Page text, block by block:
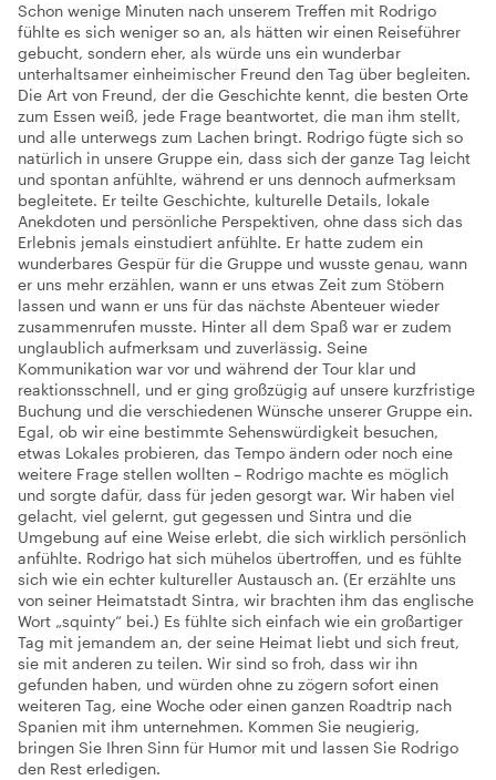
Schon wenige Minuten nach unserem Treffen mit Rodrigo
fühlte es sich weniger so an, als hätten wir einen Reiseführer
gebucht, sondern eher, als würde uns ein wunderbar
unterhaltsamer einheimischer Freund den Tag über begleiten.
Die Art von Freund, der die Geschichte kennt, die besten Orte
zum Essen weiß, jede Frage beantwortet, die man ihm stellt,
und alle unterwegs zum Lachen bringt. Rodrigo fügte sich so
natürlich in unsere Gruppe ein, dass sich der ganze Tag leicht
und spontan anfühlte, während er uns dennoch aufmerksam
begleitete. Er teilte Geschichte, kulturelle Details, lokale
Anekdoten und persönliche Perspektiven, ohne dass sich das
Erlebnis jemals einstudiert anfühlte. Er hatte zudem ein
wunderbares Gespür für die Gruppe und wusste genau, wann
er uns mehr erzählen, wann er uns etwas Zeit zum Stöbern
lassen und wann er uns für das nächste Abenteuer wieder
zusammenrufen musste. Hinter all dem Spaß war er zudem
unglaublich aufmerksam und zuverlässig. Seine
Kommunikation war vor und während der Tour klar und
reaktionsschnell, und er ging großzügig auf unsere kurzfristige
Buchung und die verschiedenen Wünsche unserer Gruppe ein.
Egal, ob wir eine bestimmte Sehenswürdigkeit besuchen,
etwas Lokales probieren, das Tempo ändern oder noch eine
weitere Frage stellen wollten – Rodrigo machte es möglich
und sorgte dafür, dass für jeden gesorgt war. Wir haben viel
gelacht, viel gelernt, gut gegessen und Sintra und die
Umgebung auf eine Weise erlebt, die sich wirklich persönlich
anfühlte. Rodrigo hat sich mühelos übertroffen, und es fühlte
sich wie ein echter kultureller Austausch an. (Er erzählte uns
von seiner Heimatstadt Sintra, wir brachten ihm das englische
Wort „squinty“ bei.) Es fühlte sich einfach wie ein großartiger
Tag mit jemandem an, der seine Heimat liebt und sich freut,
sie mit anderen zu teilen. Wir sind so froh, dass wir ihn
gefunden haben, und würden ohne zu zögern sofort einen
weiteren Tag, eine Woche oder einen ganzen Roadtrip nach
Spanien mit ihm unternehmen. Kommen Sie neugierig,
bringen Sie Ihren Sinn für Humor mit und lassen Sie Rodrigo
den Rest erledigen.